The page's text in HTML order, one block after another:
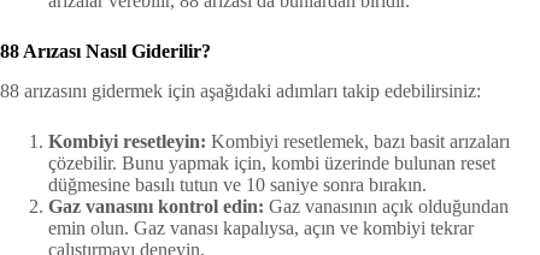
88 Arızası Nasıl Giderilir?
88 arızasını gidermek için aşağıdaki adımları takip edebilirsiniz:
Kombiyi resetleyin: Kombiyi resetlemek, bazı basit arızaları
çözebilir. Bunu yapmak için, kombi üzerinde bulunan reset
düğmesine basılı tutun ve 10 saniye sonra bırakın.
Gaz vanasını kontrol edin: Gaz vanasının açık olduğundan
emin olun. Gaz vanası kapalıysa, açın ve kombiyi tekrar
çalıştırmayı deneyin.